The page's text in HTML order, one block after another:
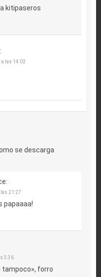
kitipaseros
a las 14:02
se descarga
21:27
papaaaa!
3:36
tampoco», forro